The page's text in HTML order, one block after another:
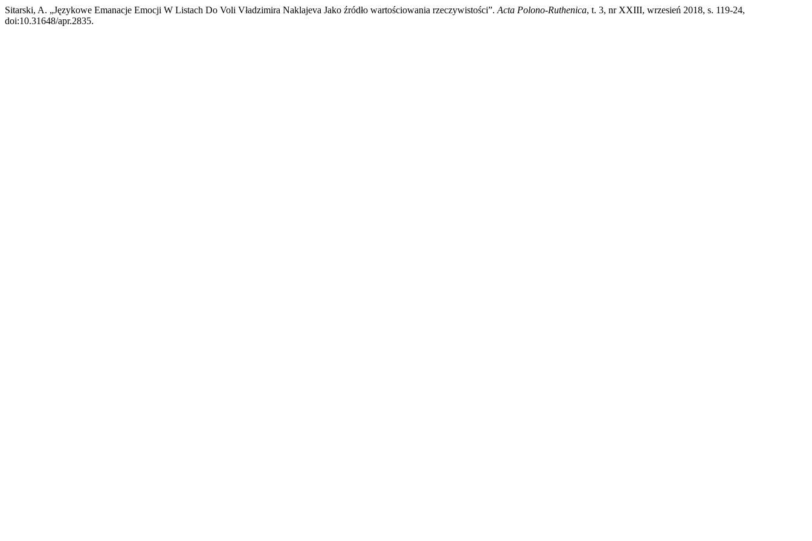
Sitarski, A. „Językowe Emanacje Emocji W Listach Do Voli Vładzimira Naklajeva Jako źródło wartościowania rzeczywistości”. Acta Polono-Ruthenica, t. 3, nr XXIII, wrzesień 2018, s. 119-24,
doi:10.31648/apr.2835.